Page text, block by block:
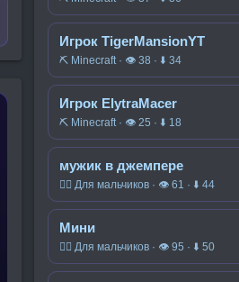
Игрок TigerMansionYT
⛏️ Minecraft · 👁 38 · ⬇ 34
Игрок ElytraMacer
⛏️ Minecraft · 👁 25 · ⬇ 18
мужик в джемпере
🧍‍♂️ Для мальчиков · 👁 61 · ⬇ 44
Мини
🧍‍♂️ Для мальчиков · 👁 95 · ⬇ 50